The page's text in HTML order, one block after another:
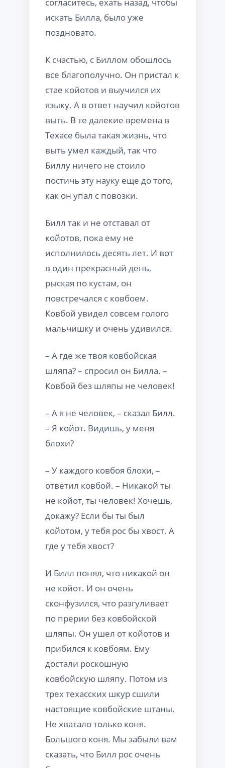
искать Билла, было уже
поздновато.
К счастью, с Биллом обошлось
все благополучно. Он пристал к
стае койотов и выучился их
языку. А в ответ научил койотов
выть. В те далекие времена в
Техасе была такая жизнь, что
выть умел каждый, так что
Биллу ничего не стоило
постичь эту науку еще до того,
как он упал с повозки.
Билл так и не отставал от
койотов, пока ему не
исполнилось десять лет. И вот
в один прекрасный день,
рыская по кустам, он
повстречался с ковбоем.
Ковбой увидел совсем голого
мальчишку и очень удивился.
– А где же твоя ковбойская
шляпа? – спросил он Билла. –
Ковбой без шляпы не человек!
– А я не человек, – сказал Билл.
– Я койот. Видишь, у меня
блохи?
– У каждого ковбоя блохи, –
ответил ковбой. – Никакой ты
не койот, ты человек! Хочешь,
докажу? Если бы ты был
койотом, у тебя рос бы хвост. А
где у тебя хвост?
И Билл понял, что никакой он
не койот. И он очень
сконфузился, что разгуливает
по прерии без ковбойской
шляпы. Он ушел от койотов и
прибился к ковбоям. Ему
достали роскошную
ковбойскую шляпу. Потом из
трех техасских шкур сшили
настоящие ковбойские штаны.
Не хватало только коня.
Большого коня. Мы забыли вам
сказать, что Билл рос очень